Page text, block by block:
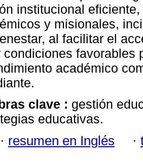
institucional
y misionales,
al facilitar el
condiciones favorables
académico
clave : gestión
educativas.
· resumen en Inglés ·